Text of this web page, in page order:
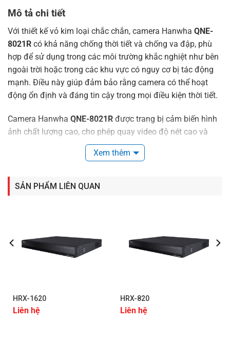
Mô tả chi tiết
Với thiết kế vỏ kim loại chắc chắn, camera Hanwha QNE-
8021R có khả năng chống thời tiết và chống va đập, phù
hợp để sử dụng trong các môi trường khắc nghiệt như bên
ngoài trời hoặc trong các khu vực có nguy cơ bị tác động
mạnh. Điều này giúp đảm bảo rằng camera có thể hoạt
động ổn định và đáng tin cậy trong mọi điều kiện thời tiết.
Camera Hanwha QNE-8021R được trang bị cảm biến hình
ảnh chất lượng cao, cho phép quay video độ nét cao và
Xem thêm
SẢN PHẨM LIÊN QUAN
HRX-1620
Liên hệ
HRX-820
Liên hệ